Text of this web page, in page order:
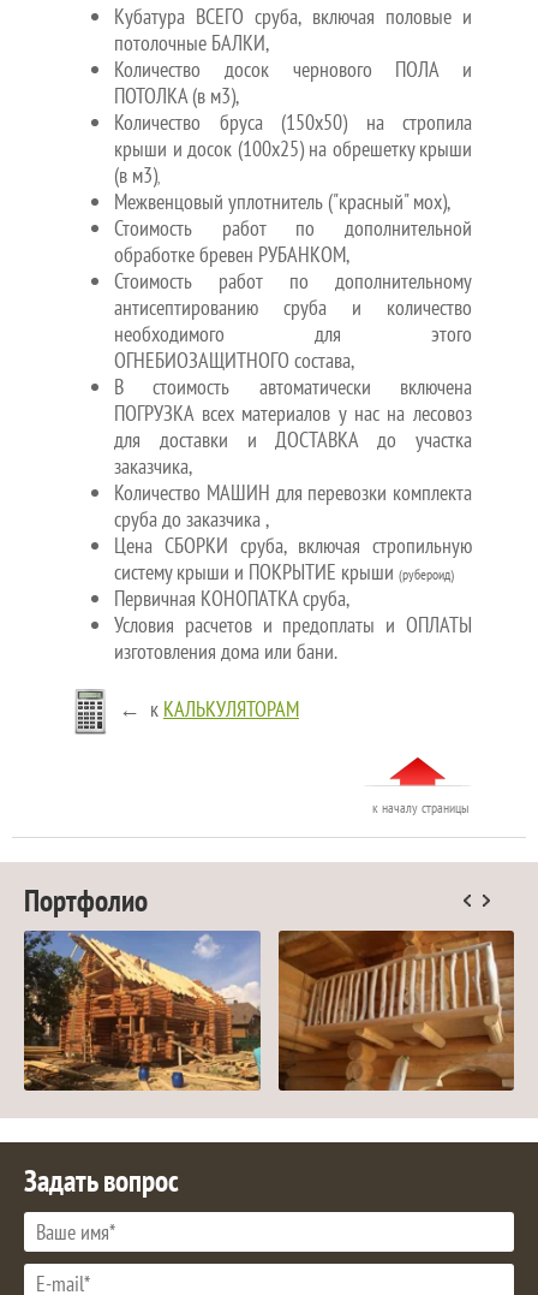
Кубатура ВСЕГО сруба, включая половые и
потолочные БАЛКИ,
Количество досок чернового ПОЛА и
ПОТОЛКА (в м3),
Количество бруса (150х50) на стропила
крыши и досок (100х25) на обрешетку крыши
(в м3)
Межвенцовый уплотнитель ("красный" мох),
Стоимость работ по дополнительной
обработке бревен РУБАНКОМ,
Стоимость работ по дополнительному
антисептированию сруба и количество
необходимого для этого
ОГНЕБИОЗАЩИТНОГО состава,
В стоимость автоматически включена
ПОГРУЗКА всех материалов у нас на лесовоз
для доставки и ДОСТАВКА до участка
заказчика,
Количество МАШИН для перевозки комплекта
сруба до заказчика ,
Цена СБОРКИ сруба, включая стропильную
систему крыши и ПОКРЫТИЕ крыши (рубероид)
Первичная КОНОПАТКА сруба,
Условия расчетов и предоплаты и ОПЛАТЫ
изготовления дома или бани.
← к КАЛЬКУЛЯТОРАМ
к началу страницы
Портфолио
Задать вопрос